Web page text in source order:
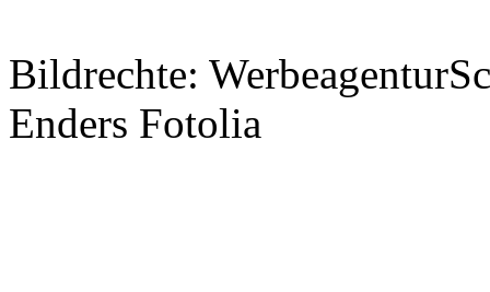
Bildrechte:
Enders Fotolia